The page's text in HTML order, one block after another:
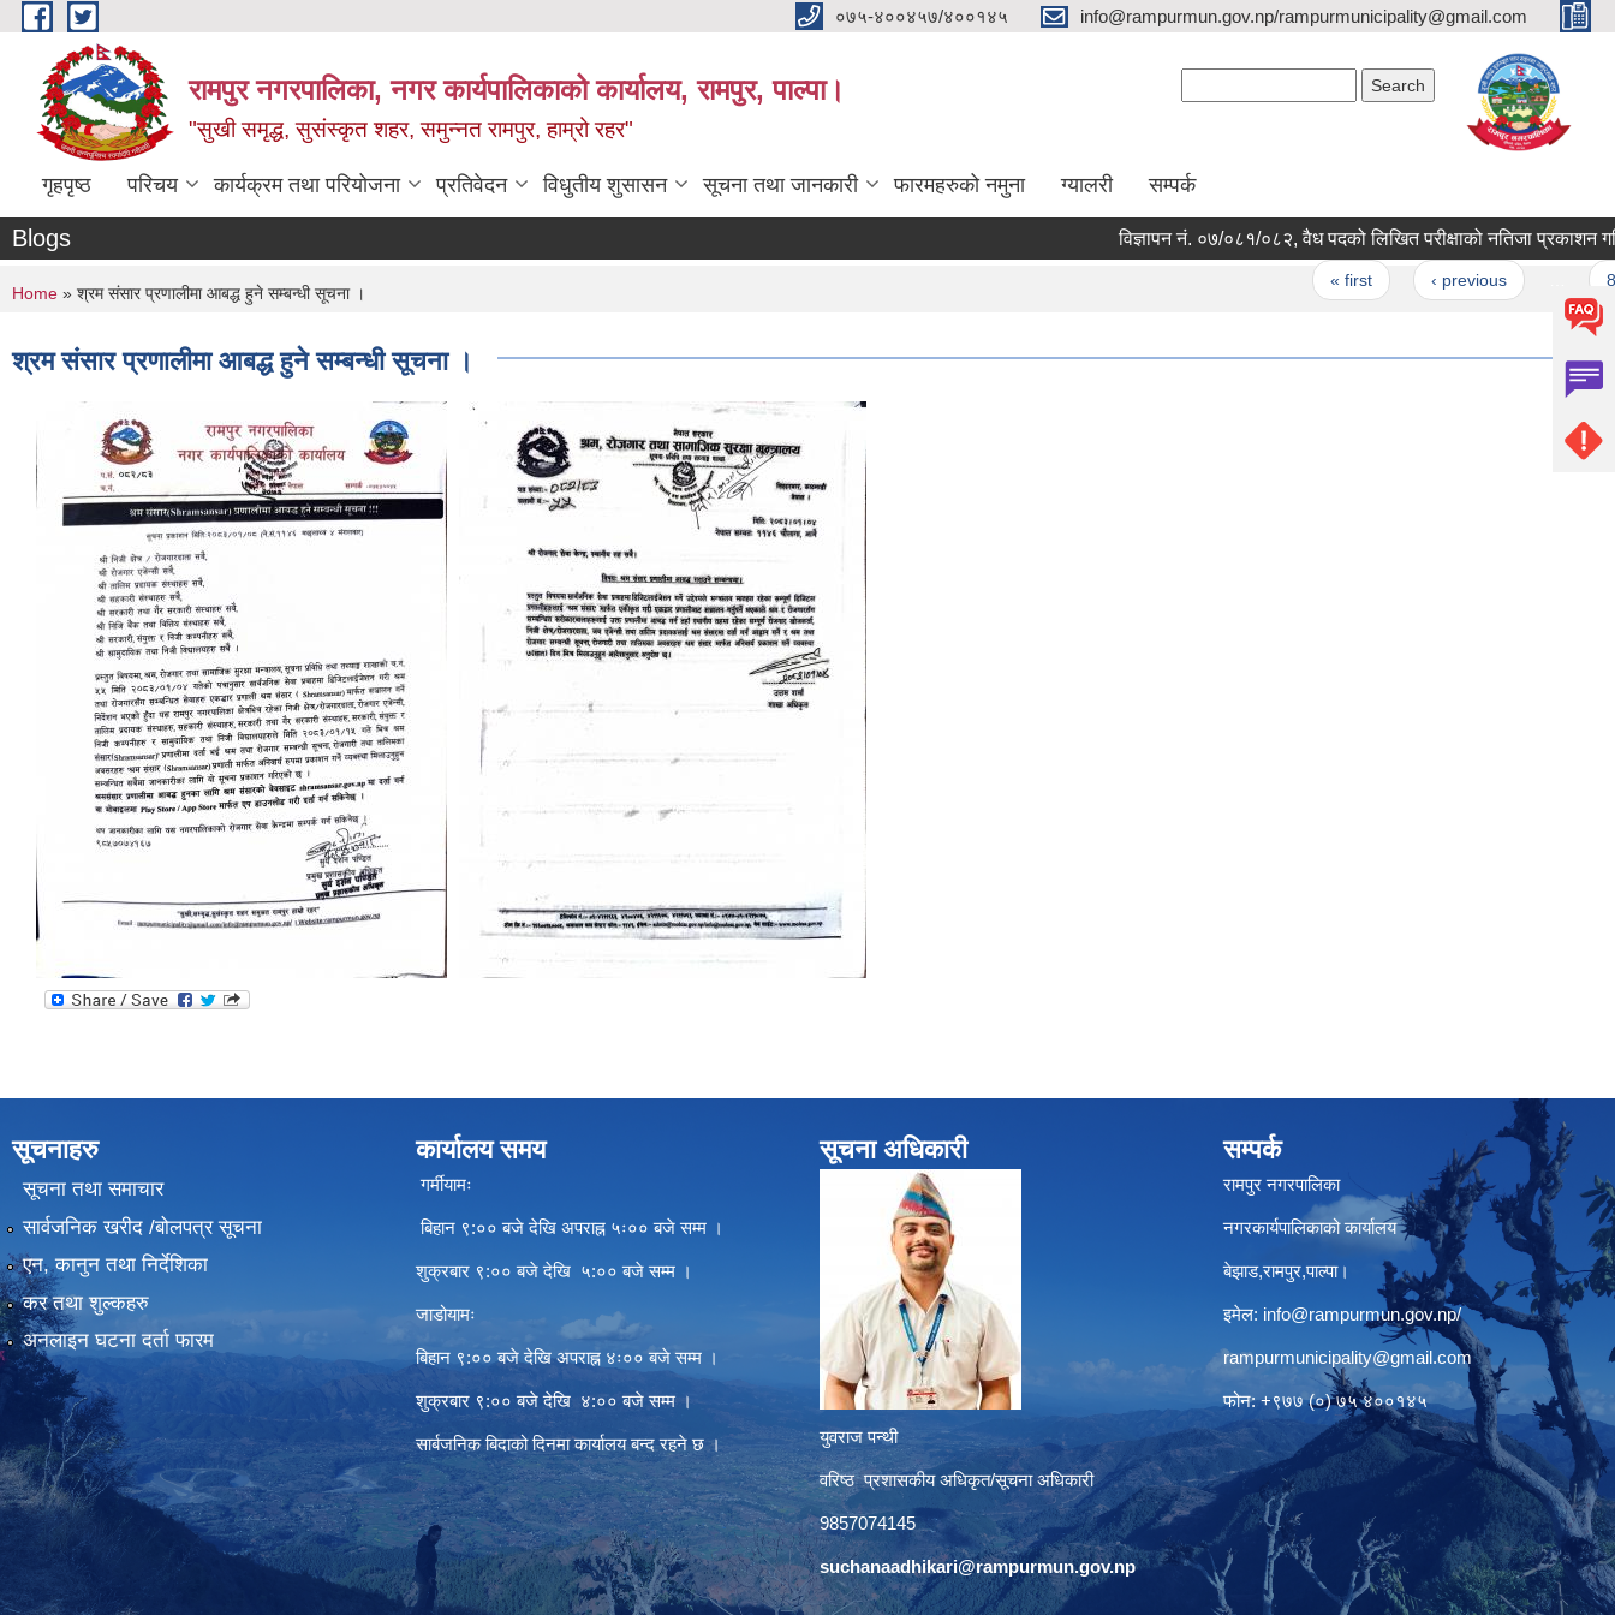
Skip to main content ०७५-४००४५७/४००१४५ info@rampurmun.gov.np/rampurmunicipality@gmail.com
रामपुर नगरपालिका, नगर कार्यपालिकाको कार्यालय, रामपुर, पाल्पा।
"सुखी समृद्ध, सुसंस्कृत शहर, समुन्नत रामपुर, हाम्रो रहर"
गृहपृष्ठ परिचय कार्यक्रम तथा परियोजना प्रतिवेदन विधुतीय शुसासन सूचना तथा जानकारी फारमहरुको नमुना ग्यालरी सम्पर्क
Blogs विज्ञापन नं. ०७/०८१/०८२, वैध पदको लिखित परीक्षाको नतिजा प्रकाशन
« first ‹ previous
You are here
Home » श्रम संसार प्रणालीमा आबद्ध हुने सम्बन्धी सूचना ।
श्रम संसार प्रणालीमा आबद्ध हुने सम्बन्धी सूचना ।
सूचनाहरु
सूचना तथा समाचार
सार्वजनिक खरीद /बोलपत्र सूचना
एन, कानुन तथा निर्देशिका
कर तथा शुल्कहरु
अनलाइन घटना दर्ता फारम
कार्यालय समय
गर्मीयामः
बिहान ९:०० बजे देखि अपराह्न ५ः०० बजे सम्म ।
शुक्रबार ९:०० बजे देखि ५:०० बजे सम्म ।
जाडोयामः
बिहान ९:०० बजे देखि अपराह्न ४ः०० बजे सम्म ।
शुक्रबार ९:०० बजे देखि ४:०० बजे सम्म ।
सार्बजनिक बिदाको दिनमा कार्यालय बन्द रहने छ ।
सूचना अधिकारी
युवराज पन्थी
वरिष्ठ प्रशासकीय अधिकृत/सूचना अधिकारी
9857074145
suchanaadhikari@rampurmun.gov.np
सम्पर्क
रामपुर नगरपालिका
नगरकार्यपालिकाको कार्यालय
बेझाड,रामपुर,पाल्पा।
इमेल: info@rampurmun.gov.np/
rampurmunicipality@gmail.com
फोन: +९७७ (०) ७५ ४००१४५